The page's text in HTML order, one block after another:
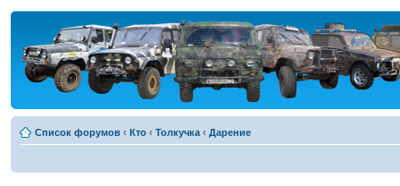
Список форумов ‹ Кто ‹ Толкучка ‹ Дарение